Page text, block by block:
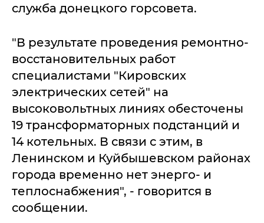
служба донецкого горсовета.
"В результате проведения ремонтно-
восстановительных работ
специалистами "Кировских
электрических сетей" на
высоковольтных линиях обесточены
19 трансформаторных подстанций и
14 котельных. В связи с этим, в
Ленинском и Куйбышевском районах
города временно нет энерго- и
теплоснабжения", - говорится в
сообщении.